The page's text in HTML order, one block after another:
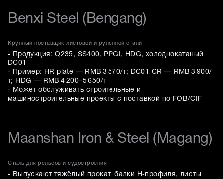
Benxi Steel (Bengang)
Крупный поставщик листовой и рулонной стали
- Продукция: Q235, SS400, PPGI, HDG, холоднокатаный
DC01
- Пример: HR plate — RMB 3 570/т; DC01 CR — RMB 3 900/
т; HDG — RMB 4 200–5 650/т
- Может обслуживать строительные и
машиностроительные проекты с поставкой по FOB/CIF
Maanshan Iron & Steel (Magang)
Сталь для рельсов и судостроения
- Выпускают тяжёлый прокат, балки H‑профиля, листы